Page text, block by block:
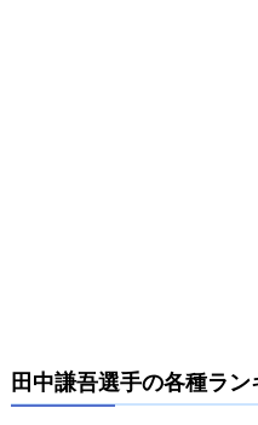
田中謙吾選手の各種ラン